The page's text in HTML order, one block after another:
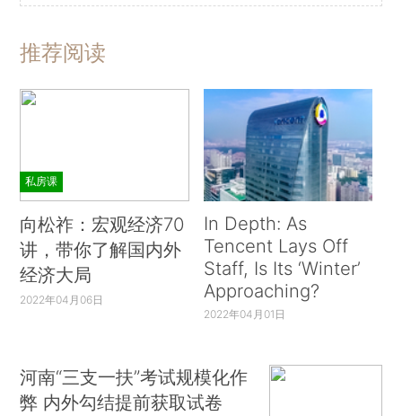
推荐阅读
私房课
向松祚：宏观经济70
讲，带你了解国内外
经济大局
2022年04月06日
In Depth: As
Tencent Lays Off
Staff, Is Its ‘Winter’
Approaching?
2022年04月01日
河南“三支一扶”考试规模化作
弊 内外勾结提前获取试卷